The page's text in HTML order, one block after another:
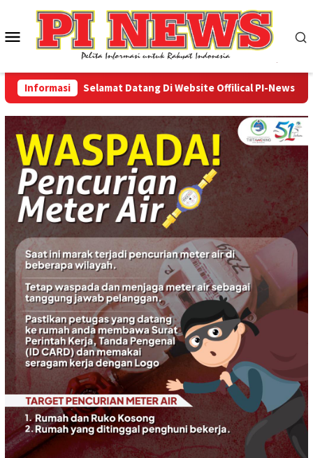
konten
Menu
Mobile
InformasiSelamat Datang Di Website Offilical PI-News